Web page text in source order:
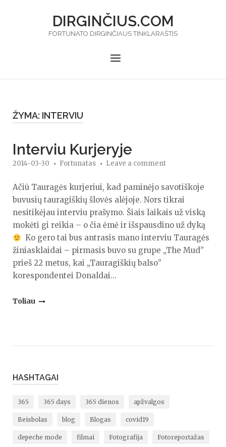
DIRGINČIUS.COM
FORTUNATO DIRGINČIAUS TINKLARAŠTIS
Menu
ŽYMA: INTERVIU
Interviu Kurjeryje
2014-03-30 Fortunatas Leave a comment
Ačiū Tauragės kurjeriui, kad paminėjo savotiškoje
buvusių tauragiškių šlovės alėjoje. Nors tikrai
nesitikėjau interviu prašymo. Šiais laikais už viską
mokėti gi reikia – o čia ėmė ir išspausdino už dyką
Ko gero tai bus antrasis mano interviu Tauragės
žiniasklaidai – pirmasis buvo su grupe „The Mud”
prieš 22 metus, kai „Tauragiškių balso”
korespondentei Donaldai...
"Interviu
Toliau
HASHTAGAI
365 365 days 365 dienos apžvalgos
Beisbolas blog Blogas covid19
depeche mode filmai Fotografija Fotoreportažas